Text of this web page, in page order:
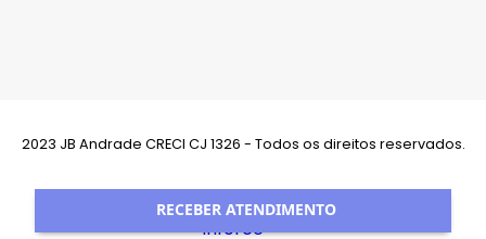
RECEBER ATENDIMENTO
2023 JB Andrade CRECI CJ 1326 - Todos os direitos reservados.